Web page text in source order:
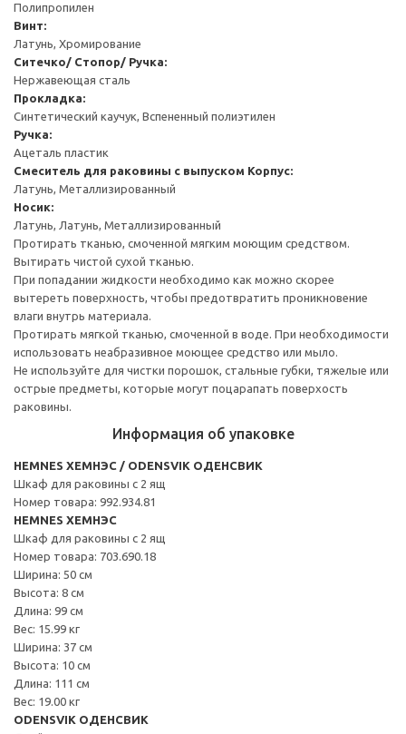
Полипропилен
Винт:
Латунь, Хромирование
Ситечко/ Стопор/ Ручка:
Нержавеющая сталь
Прокладка:
Синтетический каучук, Вспененный полиэтилен
Ручка:
Ацеталь пластик
Смеситель для раковины с выпуском Корпус:
Латунь, Металлизированный
Носик:
Латунь, Латунь, Металлизированный
Протирать тканью, смоченной мягким моющим средством.
Вытирать чистой сухой тканью.
При попадании жидкости необходимо как можно скорее
вытереть поверхность, чтобы предотвратить проникновение
влаги внутрь материала.
Протирать мягкой тканью, смоченной в воде. При необходимости
использовать неабразивное моющее средство или мыло.
Не используйте для чистки порошок, стальные губки, тяжелые или
острые предметы, которые могут поцарапать поверхость
раковины.
Информация об упаковке
HEMNES ХЕМНЭС / ODENSVIK ОДЕНСВИК
Шкаф для раковины с 2 ящ
Номер товара: 992.934.81
HEMNES ХЕМНЭС
Шкаф для раковины с 2 ящ
Номер товара: 703.690.18
Ширина: 50 см
Высота: 8 см
Длина: 99 см
Вес: 15.99 кг
Ширина: 37 см
Высота: 10 см
Длина: 111 см
Вес: 19.00 кг
ODENSVIK ОДЕНСВИК